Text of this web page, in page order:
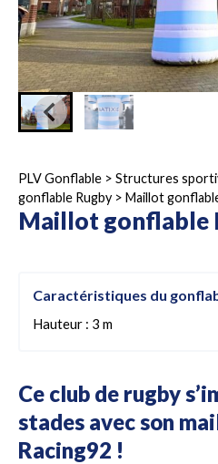
PLV Gonflable > Structures
gonflable Rugby > Maillot
Maillot gonflable
Caractéristiques du
Hauteur : 3 m
Ce club de rugby
stades avec son
Racing92 !